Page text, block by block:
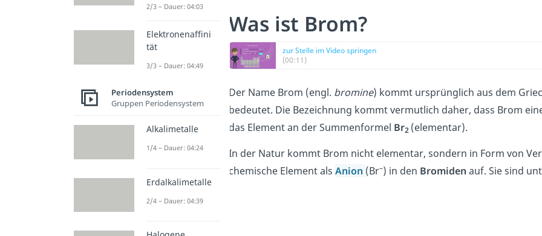
Was ist Brom?
zur Stelle im Video springen
(00:11)
Der Name Brom (engl. bromine) kommt ursprünglich aus dem
bedeutet. Die Bezeichnung kommt vermutlich daher, dass Brom
das Element an der Summenformel Br2 (elementar).
In der Natur kommt Brom nicht elementar, sondern in Form von
chemische Element als Anion (Br–) in den Bromiden auf. Sie sind
2/3 – Dauer: 04:03
Elektronenaffini
tät
3/3 – Dauer: 04:49
Periodensystem
Gruppen Periodensystem
Alkalimetalle
1/4 – Dauer: 04:24
Erdalkalimetalle
2/4 – Dauer: 04:39